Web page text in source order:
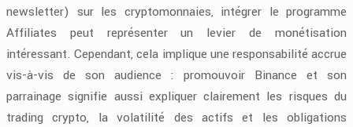
newsletter) sur les cryptomonnaies, intégrer le programme
Affiliates peut représenter un levier de monétisation
intéressant. Cependant, cela implique une responsabilité accrue
vis-à-vis de son audience : promouvoir Binance et son
parrainage signifie aussi expliquer clairement les risques du
trading crypto, la volatilité des actifs et les obligations